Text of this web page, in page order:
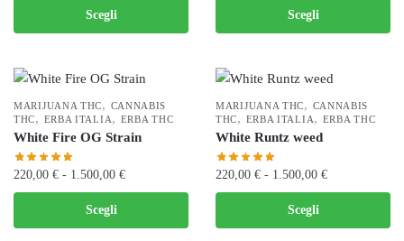
nella
del
da
a
Scegli
prodotto
più
Le
opzioni
possono
essere
nella
da
a
Scegli
prodotto
più
Le
opzioni
possono
essere
nella
MARIJUANA THC, CANNABIS
THC, ERBA ITALIA, ERBA THC
White Fire OG Strain
220,00 € - 1.500,00 €Fascia
di
da
Scegli
prodotto
MARIJUANA THC, CANNABIS
THC, ERBA ITALIA, ERBA THC
White Runtz weed
220,00 € - 1.500,00 €Fascia
di
da
Scegli
prodotto